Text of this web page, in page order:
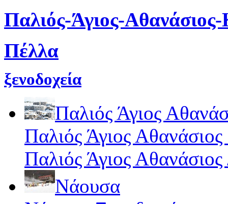
Παλιός-Άγιος-
Πέλλα
ξενοδοχεία
Παλιός Άγιος
Παλιός Άγιος Αθανάσιος
Παλιός Άγιος
Νάουσα